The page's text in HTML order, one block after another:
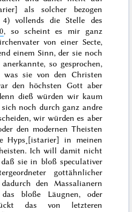
als solcher bezogen
vollends die Stelle des
, so scheint es mir ganz
von einer Secte,
einem Sinn,der sie noch
anerkannte, sogesprochen,
was sie von den Christen
den höchsten Gott aber
dieß würden wir kaum
noch durch ganz andre
wir würden es aber
den modernen Theisten
Hyps˖[istarier] in meinen
. Ich will damit nicht
sie in bloß speculativer
gottähnlicher
den Massalianern
bloße Läugnen, oder
das von letzteren